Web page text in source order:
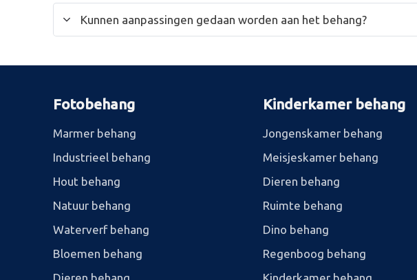
Kunnen aanpassingen gedaan worden aan het behang?
Fotobehang
Marmer behang
Industrieel behang
Hout behang
Natuur behang
Waterverf behang
Bloemen behang
Kinderkamer behang
Jongenskamer behang
Meisjeskamer behang
Dieren behang
Ruimte behang
Dino behang
Regenboog behang